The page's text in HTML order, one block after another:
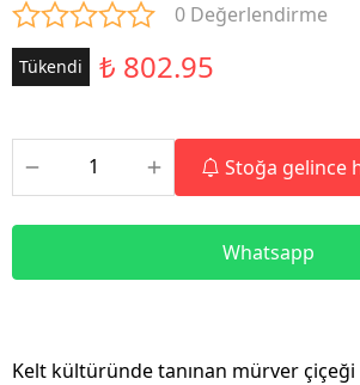
0 Değerlendirme
Tükendi ₺ 802.95
Stoğa gelince
Whatsapp
Kelt kültüründe tanınan mürver